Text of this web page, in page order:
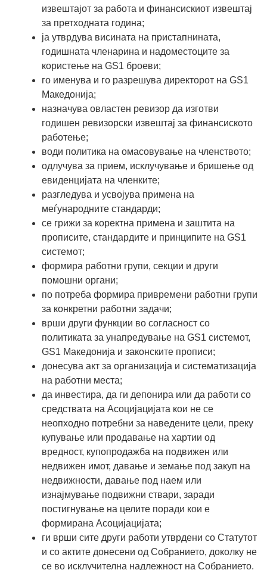
извештајот за работа и финансискиот извештај
за претходната година;
ја утврдува висината на пристапнината,
годишната членарина и надоместоците за
користење на GS1 броеви;
го именува и го разрешува директорот на GS1
Македонија;
назначува овластен ревизор да изготви
годишен ревизорски извештај за финансиското
работење;
води политика на омасовување на членството;
одлучува за прием, исклучување и бришење од
евиденцијата на членките;
разгледува и усвојува примена на
меѓународните стандарди;
се грижи за коректна примена и заштита на
прописите, стандардите и принципите на GS1
системот;
формира работни групи, секции и други
помошни органи;
по потреба формира привремени работни групи
за конкретни работни задачи;
врши други функции во согласност со
политиката за унапредување на GS1 системот,
GS1 Македонија и законските прописи;
донесува акт за организација и систематизација
на работни места;
да инвестира, да ги депонира или да работи со
средствата на Асоцијацијата кои не се
неопходно потребни за наведените цели, преку
купување или продавање на хартии од
вредност, купопродажба на подвижен или
недвижен имот, давање и земање под закуп на
недвижности, давање под наем или
изнајмување подвижни ствари, заради
постигнување на целите поради кои е
формирана Асоцијацијата;
ги врши сите други работи утврдени со Статутот
и со актите донесени од Собранието, доколку не
се во исклучителна надлежност на Собранието.